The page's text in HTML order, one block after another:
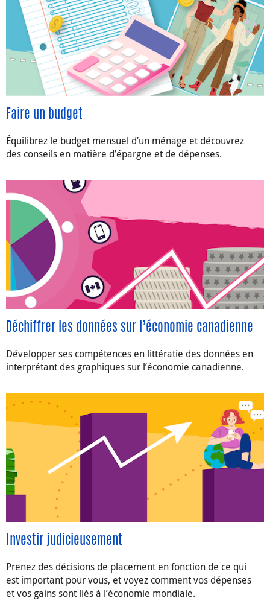
Faire un budget
Équilibrez le budget mensuel d’un ménage et découvrez
des conseils en matière d’épargne et de dépenses.
Déchiffrer les données sur l’économie canadienne
Développer ses compétences en littératie des données en
interprétant des graphiques sur l’économie canadienne.
Investir judicieusement
Prenez des décisions de placement en fonction de ce qui
est important pour vous, et voyez comment vos dépenses
et vos gains sont liés à l’économie mondiale.